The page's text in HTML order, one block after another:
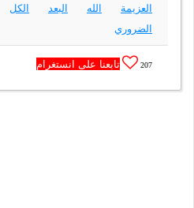
العزيمة الله البعد الكل
الضروري
207 تابعنا على انستغرام